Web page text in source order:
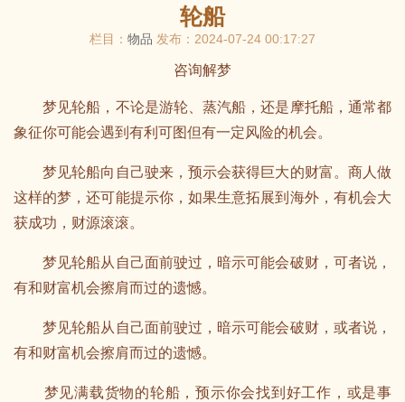
轮船
栏目： 物品 发布：2024-07-24 00:17:27
咨询解梦
梦见轮船，不论是游轮、蒸汽船，还是摩托船，通常都
象征你可能会遇到有利可图但有一定风险的机会。
梦见轮船向自己驶来，预示会获得巨大的财富。商人做
这样的梦，还可能提示你，如果生意拓展到海外，有机会大
获成功，财源滚滚。
梦见轮船从自己面前驶过，暗示可能会破财，可者说，
有和财富机会擦肩而过的遗憾。
梦见轮船从自己面前驶过，暗示可能会破财，或者说，
有和财富机会擦肩而过的遗憾。
梦见满载货物的轮船，预示你会找到好工作，或是事